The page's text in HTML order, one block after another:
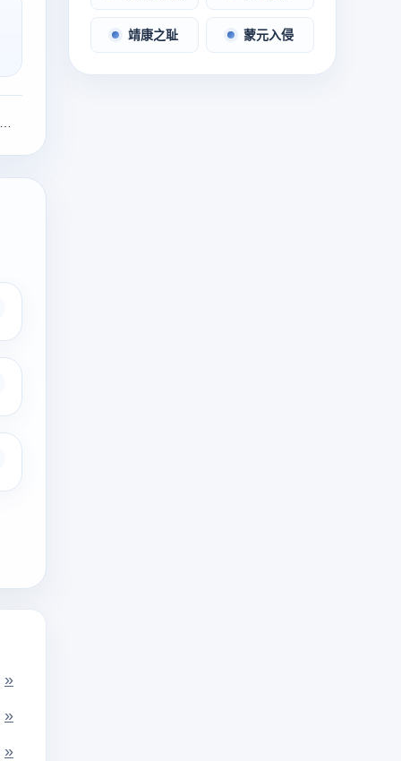
»
»
»
靖康之耻 蒙元入侵